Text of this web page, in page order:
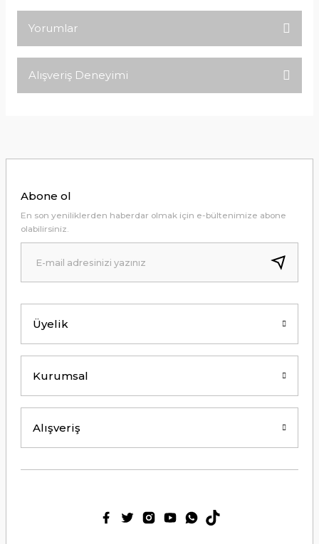
Yorumlar
Alışveriş Deneyimi
Hiç sıkıntı çekmedim, hızlı bir şekilde
B... A... | 24/12/2024
tavsiye ederim. Gayet ilgili ve
açıklayıcı bir şekilde benimle
Teşekkürler ilgi alaka süper.
yaptım. Çok memnun kaldım. 3. gün
sabah ürün elime ulaştı. Teşekkür
Üyelik
Kurumsal
Alışveriş
Abone ol
En son yeniliklerden haberdar olmak için e-bültenimize abone
olabilirsiniz.